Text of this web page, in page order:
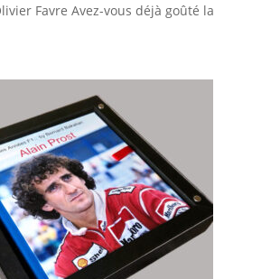
Favre Avez-vous déjà goûté la